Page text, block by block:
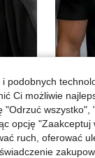
każdą porę roku, swobodny styl, idealna na lato, nadruk, lekki materiał, niezbędny na imprezy. Magazyn
podobnych
Ci możliwie
"Odrzuć
opcję
ruch, oferować